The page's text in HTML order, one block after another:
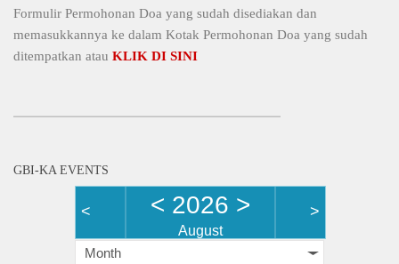
Formulir Permohonan Doa yang sudah disediakan dan
memasukkannya ke dalam Kotak Permohonan Doa yang sudah
ditempatkan atau KLIK DI SINI
GBI-KA EVENTS
< < 2026 >
August
>
Month